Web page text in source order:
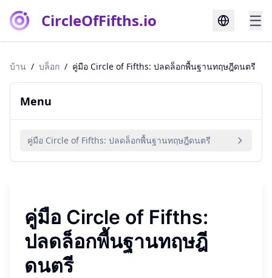
CircleOfFifths.io ☰
บ้าน / บล็อก / คู่มือ Circle of Fifths: ปลดล็อกพื้นฐานทฤษฎีดนตรี
Menu
คู่มือ Circle of Fifths: ปลดล็อกพื้นฐานทฤษฎีดนตรี
คู่มือ Circle of Fifths:
ปลดล็อกพื้นฐานทฤษฎี
ดนตรี